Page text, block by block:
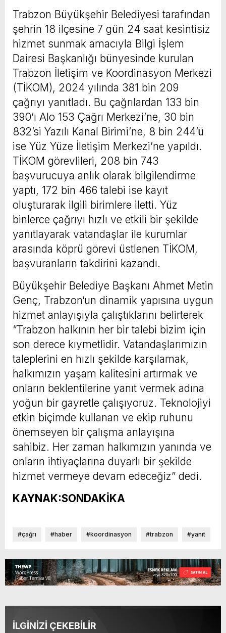
Trabzon Büyükşehir Belediyesi tarafından
şehrin 18 ilçesine 7 gün 24 saat kesintisiz
hizmet sunmak amacıyla Bilgi İşlem
Dairesi Başkanlığı bünyesinde kurulan
Trabzon İletişim ve Koordinasyon Merkezi
(TİKOM), 2024 yılında 381 bin 209
çağrıyı yanıtladı. Bu çağrılardan 133 bin
390’ı Alo 153 Çağrı Merkezi’ne, 30 bin
832’si Yazılı Kanal Birimi’ne, 8 bin 244’ü
ise Yüz Yüze İletişim Merkezi’ne yapıldı.
TİKOM görevlileri, 208 bin 743
başvurucuya anlık olarak bilgilendirme
yaptı, 172 bin 466 talebi ise kayıt
oluşturarak ilgili birimlere iletti. Yüz
binlerce çağrıyı hızlı ve etkili bir şekilde
yanıtlayarak vatandaşlar ile kurumlar
arasında köprü görevi üstlenen TİKOM,
başvuranların takdirini kazandı.
Büyükşehir Belediye Başkanı Ahmet Metin
Genç, Trabzon’un dinamik yapısına uygun
hizmet anlayışıyla çalıştıklarını belirterek
“Trabzon halkının her bir talebi bizim için
son derece kıymetlidir. Vatandaşlarımızın
taleplerini en hızlı şekilde karşılamak,
halkımızın yaşam kalitesini artırmak ve
onların beklentilerine yanıt vermek adına
yoğun bir gayretle çalışıyoruz. Teknolojiyi
etkin biçimde kullanan ve ekip ruhunu
önemseyen bir çalışma anlayışına
sahibiz. Her zaman halkımızın yanında ve
onların ihtiyaçlarına duyarlı bir şekilde
hizmet vermeye devam edeceğiz” dedi.
KAYNAK:SONDAKİKA
#çağrı #haber #koordinasyon #trabzon #yanıt
İLGİNİZİ ÇEKEBİLİR